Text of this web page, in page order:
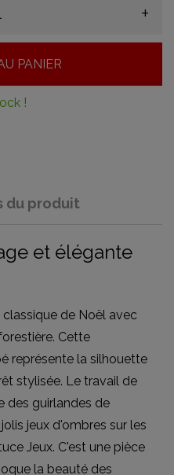
+
PANIER
!
du produit
et élégante
classique de Noël avec
Cette
représente la silhouette
stylisée. Le travail de
des guirlandes de
jeux d'ombres sur les
Jeux. C'est une pièce
la beauté des